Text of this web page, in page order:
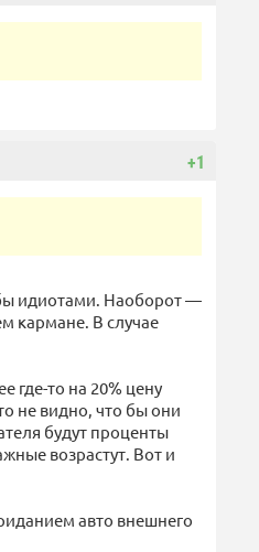
+1
идиотами. Наоборот —
кармане. В случае
где-то на 20% цену
не видно, что бы они
будут проценты
возрастут. Вот и
авто внешнего